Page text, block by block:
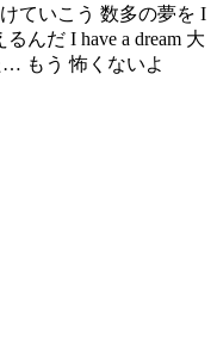
ていこう 数多の夢を I
るんだ I have a dream 大
もう 怖くないよ